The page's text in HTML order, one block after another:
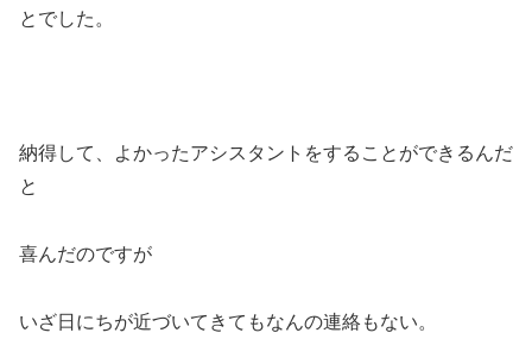
とでした。
納得して、よかったアシスタントをすることができるんだ
と
喜んだのですが
いざ日にちが近づいてきてもなんの連絡もない。